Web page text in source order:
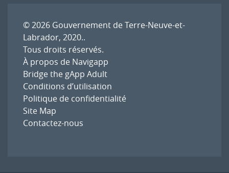
© 2026 Gouvernement de Terre-Neuve-et-
Labrador, 2020..
Tous droits réservés.
À propos de Navigapp
Bridge the gApp Adult
Conditions d’utilisation
Politique de confidentialité
Site Map
Contactez-nous